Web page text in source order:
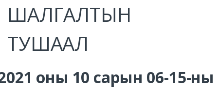
ШАЛГАЛТЫН
ТУШААЛ
оны 10 сарын 06-15-